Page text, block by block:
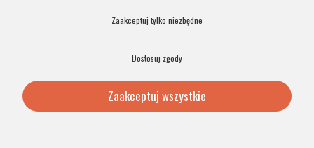
© 2026 Argon Lampy. All Rights Reserved. .
Zaakceptuj tylko niezbędne
Dostosuj zgody
Zaakceptuj wszystkie